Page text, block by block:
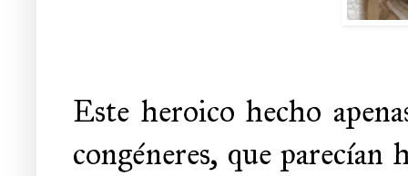
Este heroico hecho
congéneres, que parecían